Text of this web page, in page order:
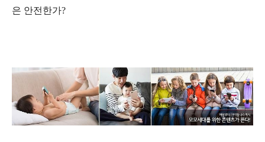
은 안전한가?